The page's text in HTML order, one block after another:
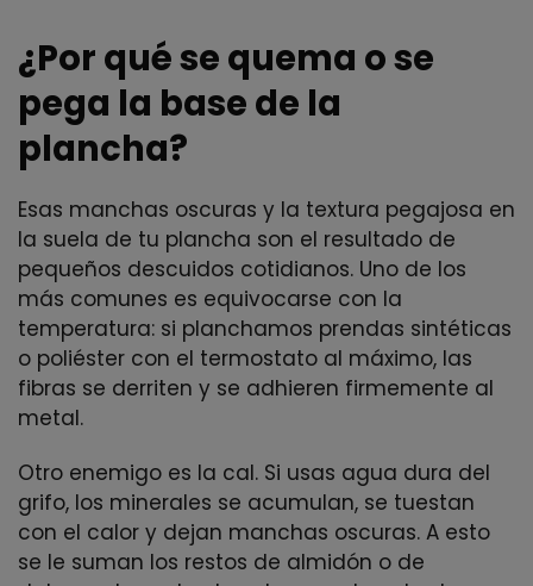
¿Por qué se quema o se
pega la base de la
plancha?
Esas manchas oscuras y la textura pegajosa en
la suela de tu plancha son el resultado de
pequeños descuidos cotidianos. Uno de los
más comunes es equivocarse con la
temperatura: si planchamos prendas sintéticas
o poliéster con el termostato al máximo, las
fibras se derriten y se adhieren firmemente al
metal.
Otro enemigo es la cal. Si usas agua dura del
grifo, los minerales se acumulan, se tuestan
con el calor y dejan manchas oscuras. A esto
se le suman los restos de almidón o de